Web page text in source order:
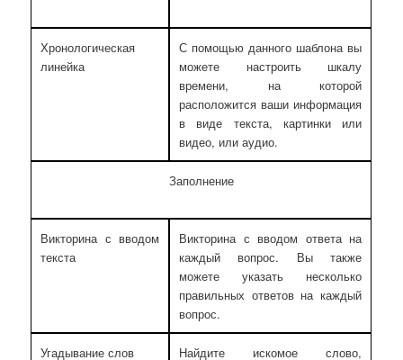
Хронологическая
линейка
С помощью данного шаблона вы
можете настроить шкалу
времени, на которой
расположится ваши информация
в виде текста, картинки или
видео, или аудио.
Заполнение
Викторина с вводом
текста
Викторина с вводом ответа на
каждый вопрос. Вы также
можете указать несколько
правильных ответов на каждый
вопрос.
Угадывание слов Найдите искомое слово,